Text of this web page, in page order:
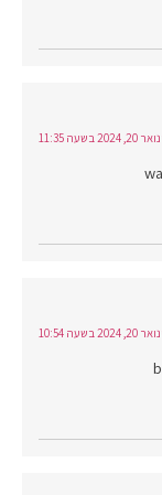
ינואר 20, 2024 בשעה 11:35
ינואר 20, 2024 בשעה 10:54